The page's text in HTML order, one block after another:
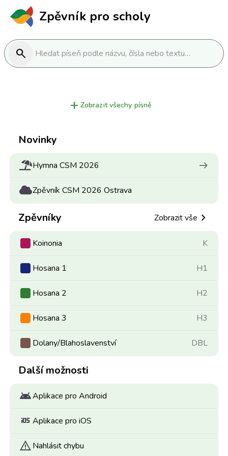
Zpěvník pro scholy
search Hledat píseň podle názvu, čísla nebo textu…
add Zobrazit všechy písně
Novinky
Hymna CSM 2026 arrow_right_alt
Zpěvník CSM 2026 Ostrava
Zpěvníky Zobrazit vše chevron_right
Koinonia K
Hosana 1 H1
Hosana 2 H2
Hosana 3 H3
Dolany/Blahoslavenství DBL
Další možnosti
androidAplikace pro Android
ios Aplikace pro iOS
warningNahlásit chybu